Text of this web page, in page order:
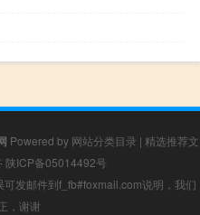
Powered by 网站分类目录 | 精选推荐文
陕ICP备05014492号
发邮件到f_fb#foxmail.com说明，我们
，谢谢